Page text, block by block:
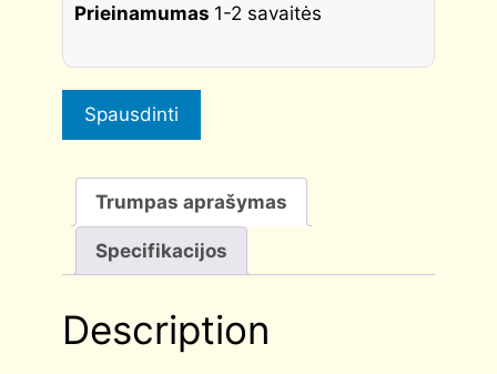
Prieinamumas 1-2 savaitės
Spausdinti
Trumpas aprašymas
Specifikacijos
Description